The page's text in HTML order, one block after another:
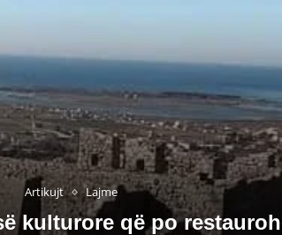
Artikujt Lajme
kulturore që po